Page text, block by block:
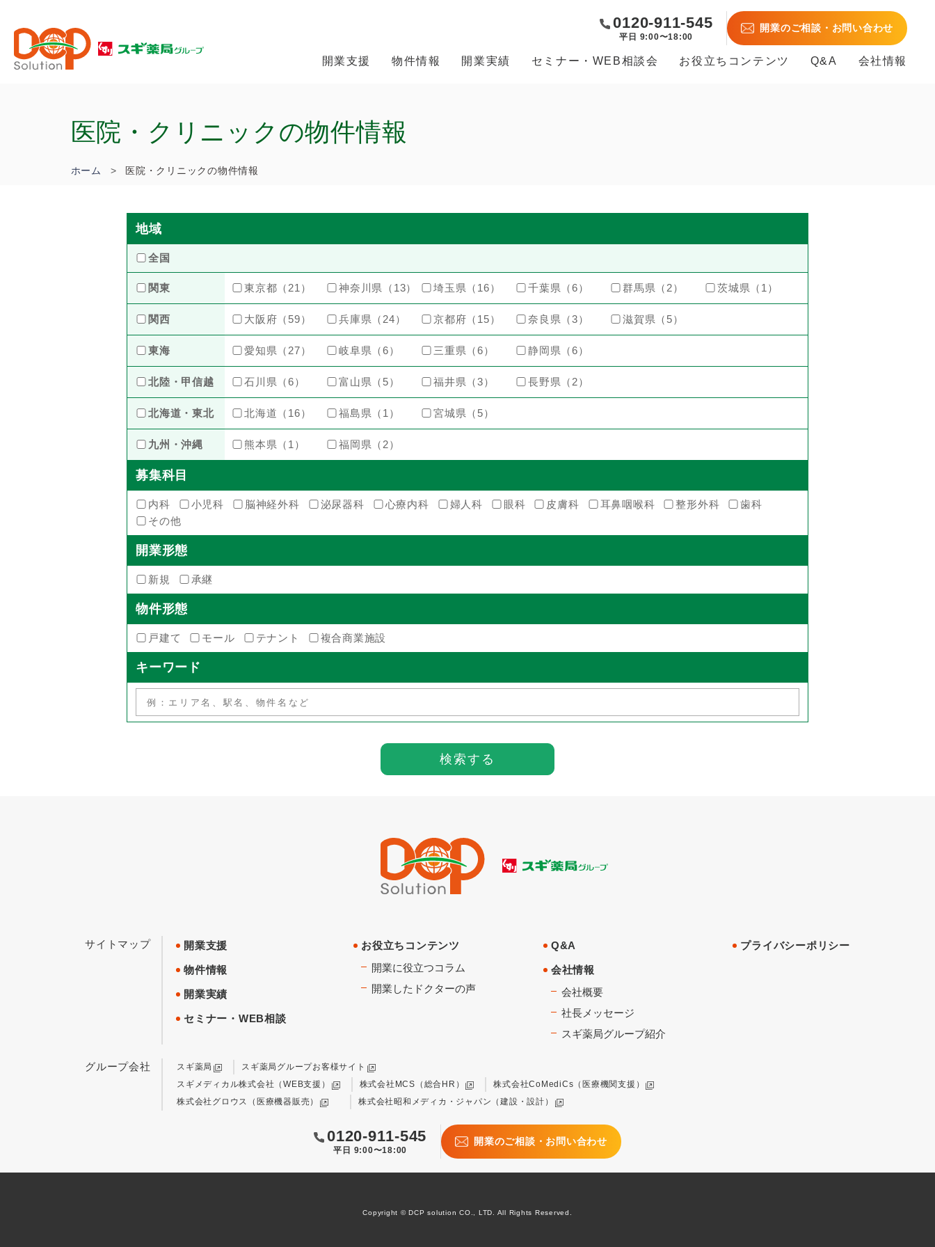
0120-911-545
平日 9:00〜18:00
開業のご相談・お問い合わせ
開業支援 物件情報 開業実績 セミナー・WEB相談会 お役立ちコンテンツ Q&A 会社情報
医院・クリニックの物件情報
ホーム 医院・クリニックの物件情報
地域
全国
関東 東京都（21） 神奈川県（13） 埼玉県（16） 千葉県（6） 群馬県（2） 茨城県（1）
関西 大阪府（59） 兵庫県（24） 京都府（15） 奈良県（3） 滋賀県（5）
東海 愛知県（27） 岐阜県（6） 三重県（6） 静岡県（6）
北陸・甲信越 石川県（6） 富山県（5） 福井県（3） 長野県（2）
北海道・東北 北海道（16） 福島県（1） 宮城県（5）
九州・沖縄 熊本県（1） 福岡県（2）
募集科目
内科 小児科 脳神経外科 泌尿器科 心療内科 婦人科 眼科 皮膚科 耳鼻咽喉科 整形外科
歯科
その他
開業形態
新規 承継
物件形態
戸建て モール テナント 複合商業施設
キーワード
検索する
サイトマップ 開業支援
物件情報
開業実績
セミナー・WEB相談
お役立ちコンテンツ
開業に役立つコラム
開業したドクターの声
Q&A
会社情報
会社概要
社長メッセージ
スギ薬局グループ紹介
プライバシーポリシー
グループ会社 スギ薬局
スギ薬局グループお客様サイト
スギメディカル株式会社（WEB支援）
株式会社MCS（総合HR）
株式会社CoMediCs（医療機関支援）
株式会社グロウス（医療機器販売）
株式会社昭和メディカ・ジャパン（建設・設計）
0120-911-545
平日 9:00〜18:00
開業のご相談・お問い合わせ
Copyright © DCP solution CO., LTD. All Rights Reserved.